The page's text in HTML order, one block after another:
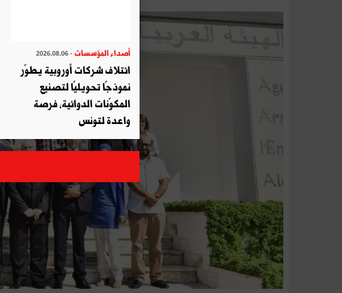
أصداء المؤسسات - 2026.08.06
ائتلاف شركات أوروبية يطوّر
نموذجًا تحويليًا لتصنيع
المكوّنات الدوائية، فرصة
واعدة لتونس